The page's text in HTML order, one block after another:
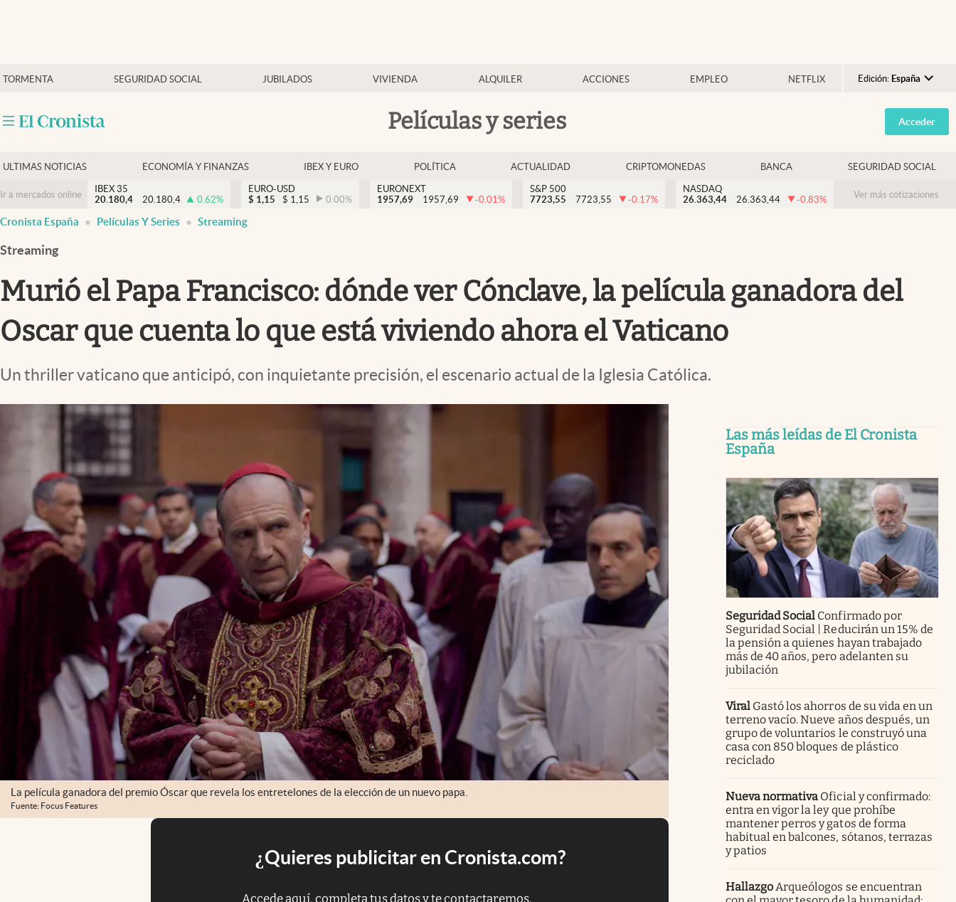
TORMENTA SEGURIDAD SOCIAL JUBILADOS VIVIENDA ALQUILER ACCIONES EMPLEO NETFLIX Edición: España
Argentina
España
USA
Colombia
Películas y series
Economía y finanzas
Criptomonedas
Acceder
ULTIMAS NOTICIAS ECONOMÍA Y FINANZAS IBEX Y EURO POLÍTICA ACTUALIDAD CRIPTOMONEDAS BANCA SEGURIDAD SOCIAL
Ir a mercados online
IBEX 35
20.180,4
20.180,4 0.62%
EURO-USD
$ 1,15 $ 1,15 0.00%
EURONEXT
1957,69
1957,69 -0.01%
S&P 500
7723,55
7723,55 -0.17%
NASDAQ
26.363,44
26.363,44 -0.83% Ver más cotizaciones
Cronista España Películas Y Series Streaming
Streaming
Murió el Papa Francisco: dónde ver Cónclave, la película ganadora del
Oscar que cuenta lo que está viviendo ahora el Vaticano
Un thriller vaticano que anticipó, con inquietante precisión, el escenario actual de la Iglesia Católica.
La película ganadora del premio Óscar que revela los entretelones de la elección de un nuevo papa.
Fuente: Focus Features
¿Quieres publicitar en Cronista.com?
Accede aquí, completa tus datos y te contactaremos.
Las más leídas de El Cronista
España
Seguridad Social Confirmado por
Seguridad Social | Reducirán un 15% de
la pensión a quienes hayan trabajado
más de 40 años, pero adelanten su
jubilación
Viral Gastó los ahorros de su vida en un
terreno vacío. Nueve años después, un
grupo de voluntarios le construyó una
casa con 850 bloques de plástico
reciclado
Nueva normativa Oficial y confirmado:
entra en vigor la ley que prohíbe
mantener perros y gatos de forma
habitual en balcones, sótanos, terrazas
y patios
HallazgoArqueólogos se encuentran